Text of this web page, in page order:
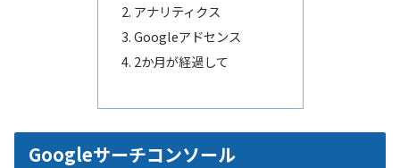
アナリティクス
Googleアドセンス
2か月が経過して
Googleサーチコンソール